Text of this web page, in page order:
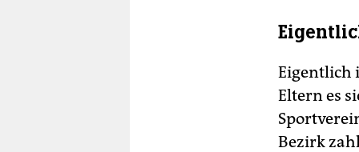
Eigentlich
Eltern es
Bezirk